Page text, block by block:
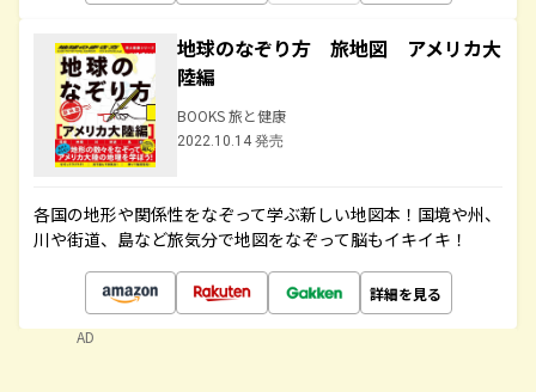
地球のなぞり方 旅地図 アメリカ大
陸編
BOOKS 旅と健康
2022.10.14 発売
各国の地形や関係性をなぞって学ぶ新しい地図本！国境や州、
川や街道、島など旅気分で地図をなぞって脳もイキイキ！
詳細を見る
AD